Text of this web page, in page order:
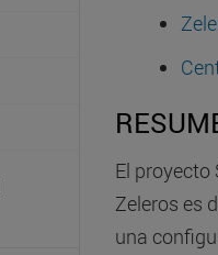
El proyecto
Zeleros es
una